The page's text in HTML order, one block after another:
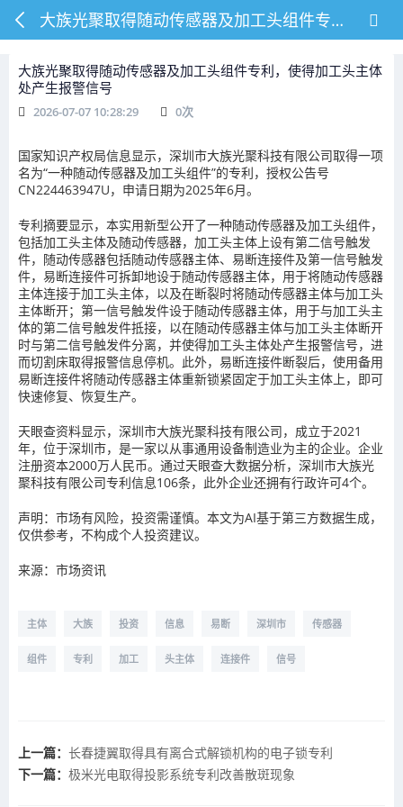
大族光聚取得随动传感器及加工头组件专利，使得加工头主体处产生报警信号
大族光聚取得随动传感器及加工头组件专利，使得加工头主体
处产生报警信号
2026-07-07 10:28:29 0次
国家知识产权局信息显示，深圳市大族光聚科技有限公司取得一项
名为“一种随动传感器及加工头组件”的专利，授权公告号
CN224463947U，申请日期为2025年6月。
专利摘要显示，本实用新型公开了一种随动传感器及加工头组件，
包括加工头主体及随动传感器，加工头主体上设有第二信号触发
件，随动传感器包括随动传感器主体、易断连接件及第一信号触发
件，易断连接件可拆卸地设于随动传感器主体，用于将随动传感器
主体连接于加工头主体，以及在断裂时将随动传感器主体与加工头
主体断开；第一信号触发件设于随动传感器主体，用于与加工头主
体的第二信号触发件抵接，以在随动传感器主体与加工头主体断开
时与第二信号触发件分离，并使得加工头主体处产生报警信号，进
而切割床取得报警信息停机。此外，易断连接件断裂后，使用备用
易断连接件将随动传感器主体重新锁紧固定于加工头主体上，即可
快速修复、恢复生产。
天眼查资料显示，深圳市大族光聚科技有限公司，成立于2021
年，位于深圳市，是一家以从事通用设备制造业为主的企业。企业
注册资本2000万人民币。通过天眼查大数据分析，深圳市大族光
聚科技有限公司专利信息106条，此外企业还拥有行政许可4个。
声明：市场有风险，投资需谨慎。本文为AI基于第三方数据生成，
仅供参考，不构成个人投资建议。
来源：市场资讯
主体 大族 投资 信息 易断 深圳市 传感器
组件 专利 加工 头主体 连接件 信号
上一篇： 长春捷翼取得具有离合式解锁机构的电子锁专利
下一篇： 极米光电取得投影系统专利改善散斑现象